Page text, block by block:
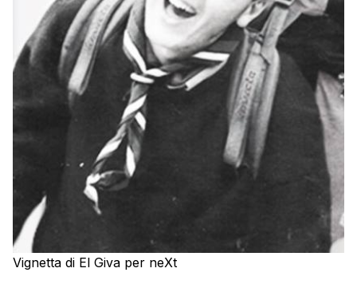
Vignetta di El Giva per neXt